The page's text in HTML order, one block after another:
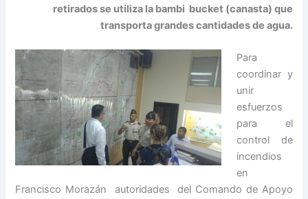
retirados se utiliza la bambi bucket (canasta) que
transporta grandes cantidades de agua.
Para
coordinar y
unir
esfuerzos
para el
control de
incendios
en
Francisco Morazán autoridades del Comando de Apoyo